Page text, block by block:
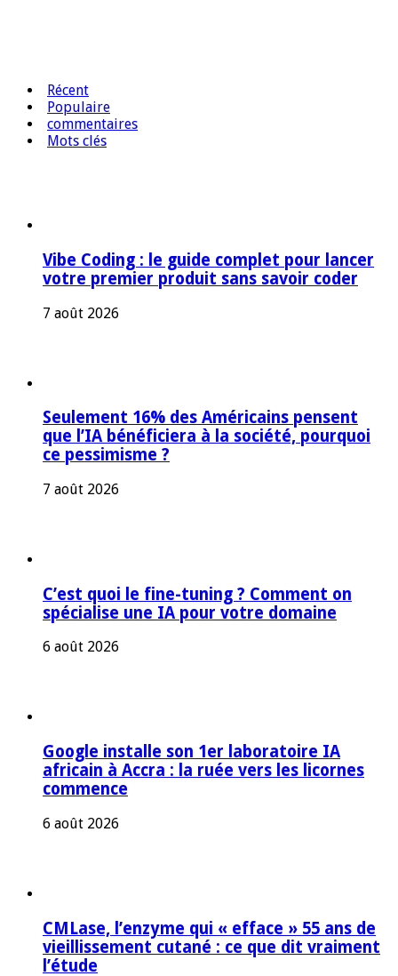
Récent
Populaire
commentaires
Mots clés
Vibe Coding : le guide complet pour lancer
votre premier produit sans savoir coder
7 août 2026
Seulement 16% des Américains pensent
que l’IA bénéficiera à la société, pourquoi
ce pessimisme ?
7 août 2026
C’est quoi le fine-tuning ? Comment on
spécialise une IA pour votre domaine
6 août 2026
Google installe son 1er laboratoire IA
africain à Accra : la ruée vers les licornes
commence
6 août 2026
CMLase, l’enzyme qui « efface » 55 ans de
vieillissement cutané : ce que dit vraiment
l’étude